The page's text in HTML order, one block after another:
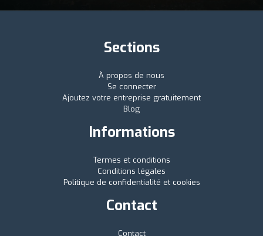
Sections
À propos de nous
Se connecter
Ajoutez votre entreprise gratuitement
Blog
Informations
Termes et conditions
Conditions légales
Politique de confidentialité et cookies
Contact
Contact